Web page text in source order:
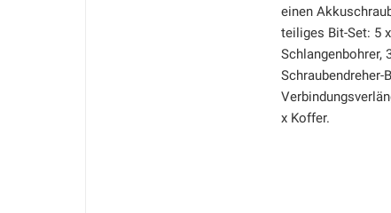
einen
teiliges Bit-Set: 5
Schlangenbohrer,
Schraubendreher-
x Koffer.